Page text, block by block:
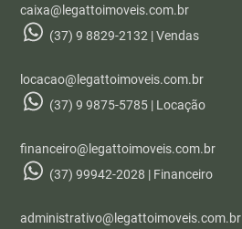
caixa@legattoimoveis.com.br
(37) 9 8829-2132 | Vendas
locacao@legattoimoveis.com.br
(37) 9 9875-5785 | Locação
financeiro@legattoimoveis.com.br
(37) 99942-2028 | Financeiro
administrativo@legattoimoveis.com.br